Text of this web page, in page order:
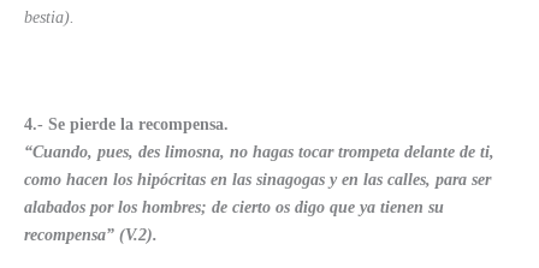
bestia).
4.- Se pierde la recompensa.
“Cuando, pues, des limosna, no hagas tocar trompeta delante de ti,
como hacen los hipócritas en las sinagogas y en las calles, para ser
alabados por los hombres; de cierto os digo que ya tienen su
recompensa” (V.2).